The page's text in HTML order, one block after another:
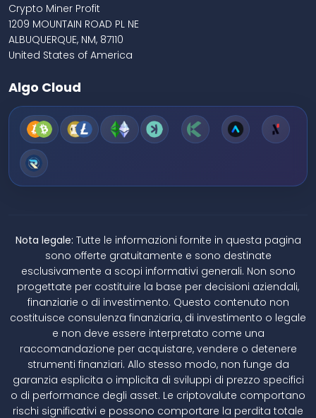
Crypto Miner Profit
1209 MOUNTAIN ROAD PL NE
ALBUQUERQUE, NM, 87110
United States of America
Algo Cloud
Nota legale: Tutte le informazioni fornite in questa pagina
sono offerte gratuitamente e sono destinate
esclusivamente a scopi informativi generali. Non sono
progettate per costituire la base per decisioni aziendali,
finanziarie o di investimento. Questo contenuto non
costituisce consulenza finanziaria, di investimento o legale
e non deve essere interpretato come una
raccomandazione per acquistare, vendere o detenere
strumenti finanziari. Allo stesso modo, non funge da
garanzia esplicita o implicita di sviluppi di prezzo specifici
o di performance degli asset. Le criptovalute comportano
rischi significativi e possono comportare la perdita totale